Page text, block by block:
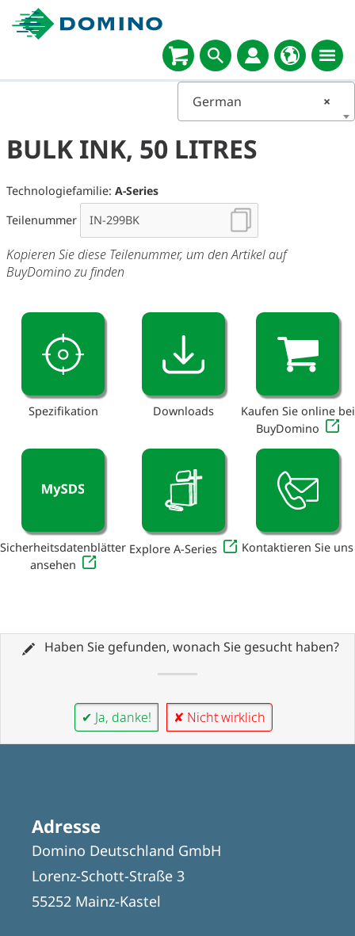
×
German
BULK INK, 50 LITRES
Technologiefamilie: A-Series
Teilenummer
Kopieren Sie diese Teilenummer, um den Artikel auf
BuyDomino zu finden
Spezifikation Downloads
Kaufen Sie online bei
BuyDomino
Sicherheitsdatenblätter
ansehen
Explore A-Series Kontaktieren Sie uns
Haben Sie gefunden, wonach Sie gesucht haben?
✔ Ja, danke! ✘ Nicht wirklich
Adresse
Domino Deutschland GmbH
Lorenz-Schott-Straße 3
55252 Mainz-Kastel